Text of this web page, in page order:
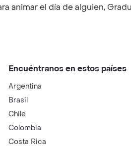
animar el día de alguien,
Encuéntranos en estos países
Argentina
Brasil
Chile
Colombia
Costa Rica